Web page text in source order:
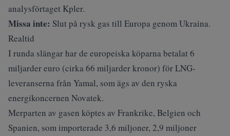
analysförtaget Kpler.
Missa inte: Slut på rysk gas till Europa genom Ukraina.
Realtid
I runda slängar har de europeiska köparna betalat 6
miljarder euro (cirka 66 miljarder kronor) för LNG-
leveranserna från Yamal, som ägs av den ryska
energikoncernen Novatek.
Merparten av gasen köptes av Frankrike, Belgien och
Spanien, som importerade 3,6 miljoner, 2,9 miljoner